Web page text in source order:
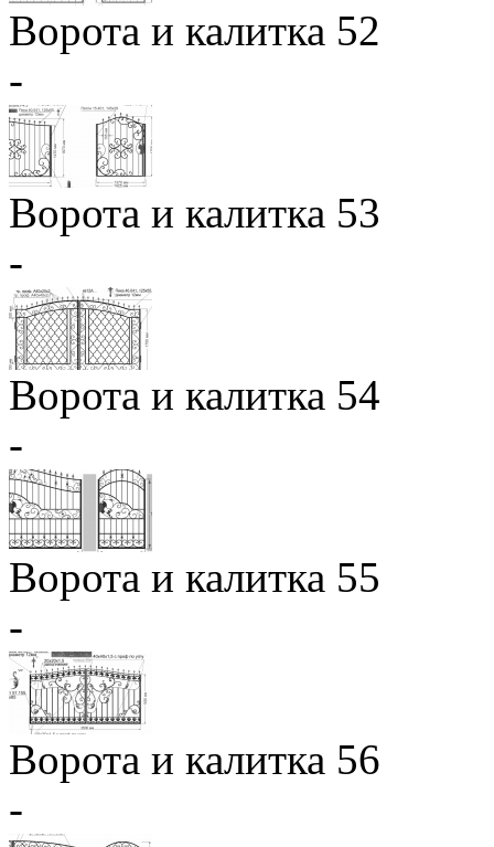
Ворота и калитка 52
-
Ворота и калитка 53
-
Ворота и калитка 54
-
Ворота и калитка 55
-
Ворота и калитка 56
-